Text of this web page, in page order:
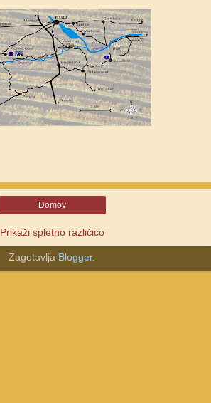
Domov
Prikaži spletno različico
Zagotavlja Blogger.